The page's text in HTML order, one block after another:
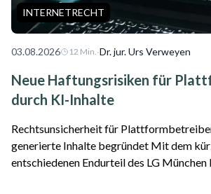
INTERNETRECHT
03.08.2026 12 Min. ·Dr. jur. Urs Verweyen
Neue Haftungsrisiken für
durch KI-Inhalte
Rechtsunsicherheit für
generierte Inhalte begründet Mit dem kürzlich
entschiedenen Endurteil des LG München I